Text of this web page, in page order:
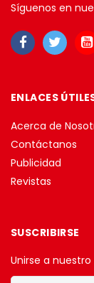
Síguenos en
ENLACES
Acerca de
Contáctanos
Publicidad
Revistas
SUSCRIBIRSE
Unirse a